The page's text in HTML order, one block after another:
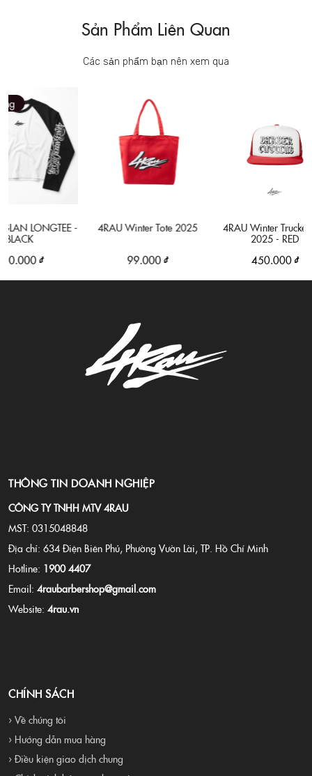
Sản Phẩm Liên Quan
Các sản phẩm bạn nên xem qua
LONGTEE -
₫
4RAU Winter Tote 2025
99.000 ₫
4RAU Winter Trucker Hat
2025 - RED
450.000 ₫
THÔNG TIN DOANH NGHIỆP
CÔNG TY TNHH MTV 4RAU
MST: 0315048848
Địa chỉ: 634 Điện Biên Phủ, Phường Vườn Lài, TP. Hồ Chí Minh
Hotline: 1900 4407
Email: 4raubarbershop@gmail.com
Website: 4rau.vn
CHÍNH SÁCH
› Về chúng tôi
› Hướng dẫn mua hàng
› Điều kiện giao dịch chung